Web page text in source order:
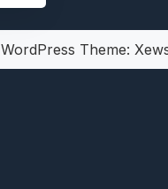
WordPress Theme: